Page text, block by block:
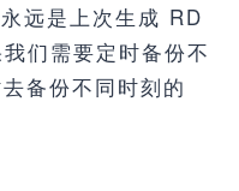
远是上次生成 RD
们需要定时备份不
备份不同时刻的